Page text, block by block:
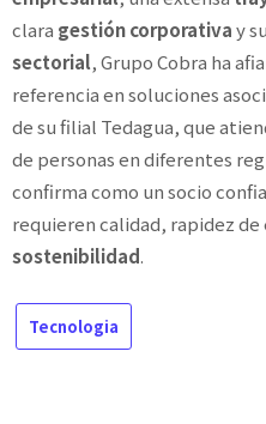
clara gestión corporativay
sectorial, Grupo Cobra ha
referencia en soluciones
de su filial Tedagua, que
de personas en diferentes
confirma como un socio
requieren calidad, rapidez
sostenibilidad.
Tecnologia